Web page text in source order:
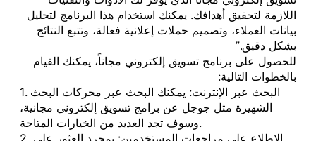
اللازمة لتحقيق أهدافك. يمكنك استخدام هذا البرنامج لتحليل
بيانات العملاء، وتصميم حملات إعلانية فعالة، وتتبع النتائج
بشكل دقيق.”
للحصول على برنامج تسويق إلكتروني مجاناً، يمكنك القيام
بالخطوات التالية:
1. البحث عبر الإنترنت: يمكنك البحث عبر محركات البحث
الشهيرة مثل جوجل عن برامج تسويق إلكتروني مجانية،
وسوف تجد العديد من الخيارات المتاحة.
2. الاطلاع على مراجعات المستخدمين: بمجرد العثور على